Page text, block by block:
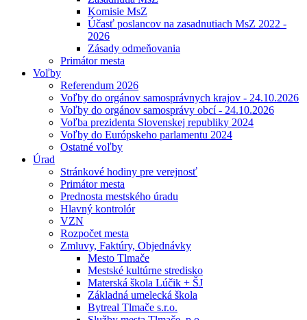
Komisie MsZ
Účasť poslancov na zasadnutiach MsZ 2022 -
2026
Zásady odmeňovania
Primátor mesta
Voľby
Referendum 2026
Voľby do orgánov samosprávnych krajov - 24.10.2026
Voľby do orgánov samosprávy obcí - 24.10.2026
Voľba prezidenta Slovenskej republiky 2024
Voľby do Európskeho parlamentu 2024
Ostatné voľby
Úrad
Stránkové hodiny pre verejnosť
Primátor mesta
Prednosta mestského úradu
Hlavný kontrolór
VZN
Rozpočet mesta
Zmluvy, Faktúry, Objednávky
Mesto Tlmače
Mestské kultúrne stredisko
Materská škola Lúčik + ŠJ
Základná umelecká škola
Bytreal Tlmače s.r.o.